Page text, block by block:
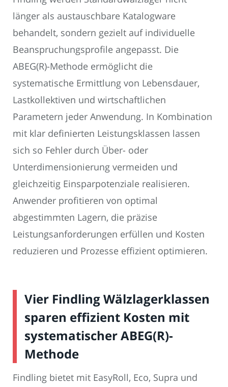
länger als austauschbare Katalogware
behandelt, sondern gezielt auf individuelle
Beanspruchungsprofile angepasst. Die
ABEG(R)-Methode ermöglicht die
systematische Ermittlung von Lebensdauer,
Lastkollektiven und wirtschaftlichen
Parametern jeder Anwendung. In Kombination
mit klar definierten Leistungsklassen lassen
sich so Fehler durch Über- oder
Unterdimensionierung vermeiden und
gleichzeitig Einsparpotenziale realisieren.
Anwender profitieren von optimal
abgestimmten Lagern, die präzise
Leistungsanforderungen erfüllen und Kosten
reduzieren und Prozesse effizient optimieren.
Vier Findling Wälzlagerklassen
sparen effizient Kosten mit
systematischer ABEG(R)-
Methode
Findling bietet mit EasyRoll, Eco, Supra und